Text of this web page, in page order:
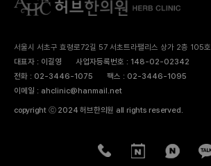
서울시 서초구 효령로72길 57 서초트라팰리스 상가 2층 105호
대표자 : 이길영
사업자등록번호 : 148-02-02342
전화 : 02-3446-1075
팩스 : 02-3446-1095
이메일 : ahclinic@hanmail.net
copyright ⓒ 2024 허브한의원 all rights reserved.